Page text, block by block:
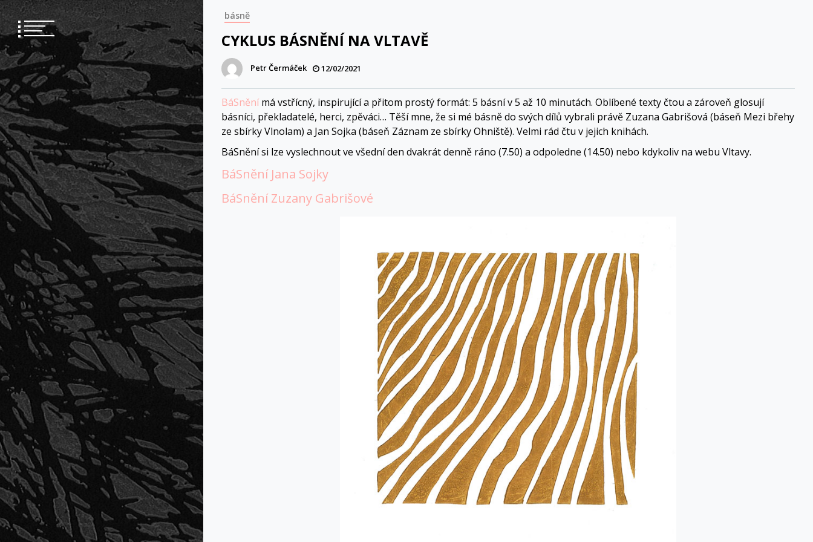
content
básně
CYKLUS BÁSNĚNÍ NA VLTAVĚ
Petr Čermáček 12/02/2021
BáSněnímá vstřícný, inspirující a přitom prostý formát: 5 básní v 5 až 10 minutách. Oblíbené texty čtou a zároveň glosují
básníci, překladatelé, herci, zpěváci… Těší mne, že si mé básně do svých dílů vybrali právě Zuzana Gabrišová (báseň Mezi břehy
ze sbírky Vlnolam) a Jan Sojka (báseň Záznam ze sbírky Ohniště). Velmi rád čtu v jejich knihách.
BáSnění si lze vyslechnout ve všední den dvakrát denně ráno (7.50) a odpoledne (14.50) nebo kdykoliv na webu Vltavy.
BáSnění Jana Sojky
BáSnění Zuzany Gabrišové